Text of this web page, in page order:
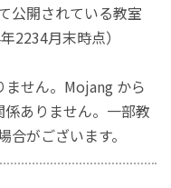
公開されている教室
2234月末時点）
ません。Mojang から
ありません。一部教
がございます。